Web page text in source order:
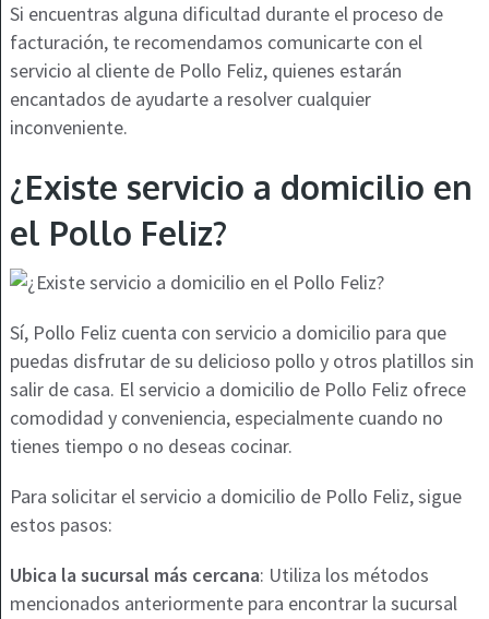
Si encuentras alguna dificultad durante el proceso de
facturación, te recomendamos comunicarte con el
servicio al cliente de Pollo Feliz, quienes estarán
encantados de ayudarte a resolver cualquier
inconveniente.
¿Existe servicio a domicilio en
el Pollo Feliz?
Sí, Pollo Feliz cuenta con servicio a domicilio para que
puedas disfrutar de su delicioso pollo y otros platillos sin
salir de casa. El servicio a domicilio de Pollo Feliz ofrece
comodidad y conveniencia, especialmente cuando no
tienes tiempo o no deseas cocinar.
Para solicitar el servicio a domicilio de Pollo Feliz, sigue
estos pasos:
Ubica la sucursal más cercana: Utiliza los métodos
mencionados anteriormente para encontrar la sucursal